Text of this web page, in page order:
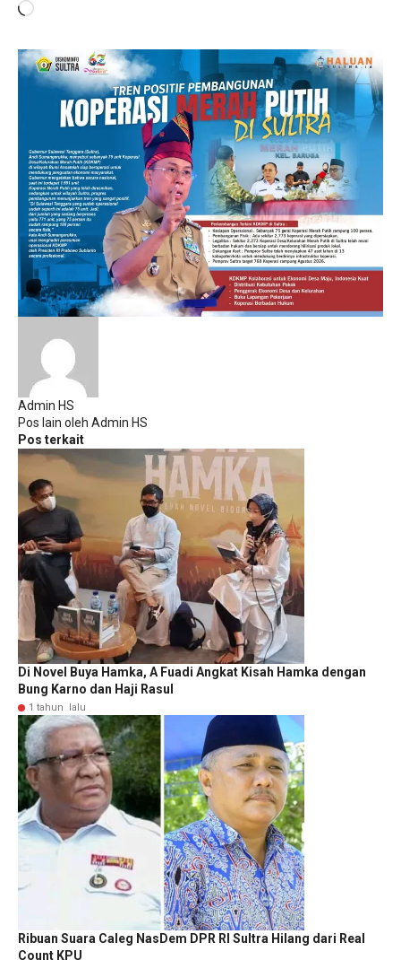
Memuat...
Admin HS
Pos lain oleh Admin HS
Pos terkait
Di Novel Buya Hamka, A Fuadi Angkat Kisah Hamka dengan
Bung Karno dan Haji Rasul
1 tahun lalu
Ribuan Suara Caleg NasDem DPR RI Sultra Hilang dari Real
Count KPU